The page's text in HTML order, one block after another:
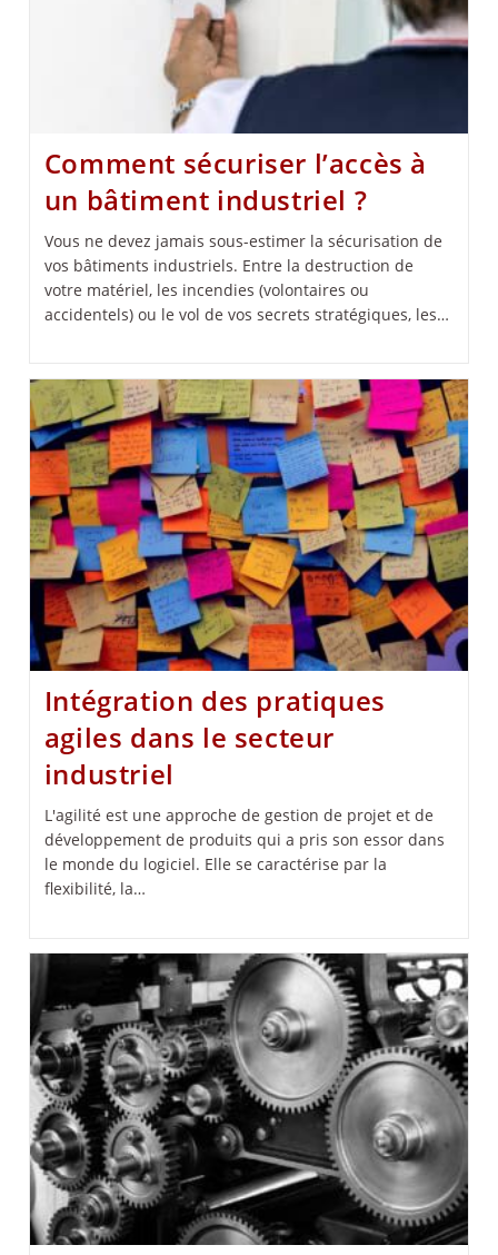
Comment sécuriser l’accès à
un bâtiment industriel ?
Vous ne devez jamais sous-estimer la sécurisation de
vos bâtiments industriels. Entre la destruction de
votre matériel, les incendies (volontaires ou
accidentels) ou le vol de vos secrets stratégiques, les…
Intégration des pratiques
agiles dans le secteur
industriel
L'agilité est une approche de gestion de projet et de
développement de produits qui a pris son essor dans
le monde du logiciel. Elle se caractérise par la
flexibilité, la…